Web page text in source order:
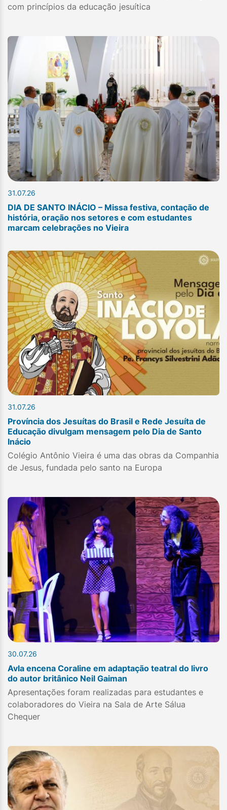
com princípios da educação jesuítica
31.07.26
DIA DE SANTO INÁCIO – Missa festiva, contação de
história, oração nos setores e com estudantes
marcam celebrações no Vieira
31.07.26
Província dos Jesuítas do Brasil e Rede Jesuíta de
Educação divulgam mensagem pelo Dia de Santo
Inácio
Colégio Antônio Vieira é uma das obras da Companhia
de Jesus, fundada pelo santo na Europa
30.07.26
Avla encena Coraline em adaptação teatral do livro
do autor britânico Neil Gaiman
Apresentações foram realizadas para estudantes e
colaboradores do Vieira na Sala de Arte Sálua
Chequer